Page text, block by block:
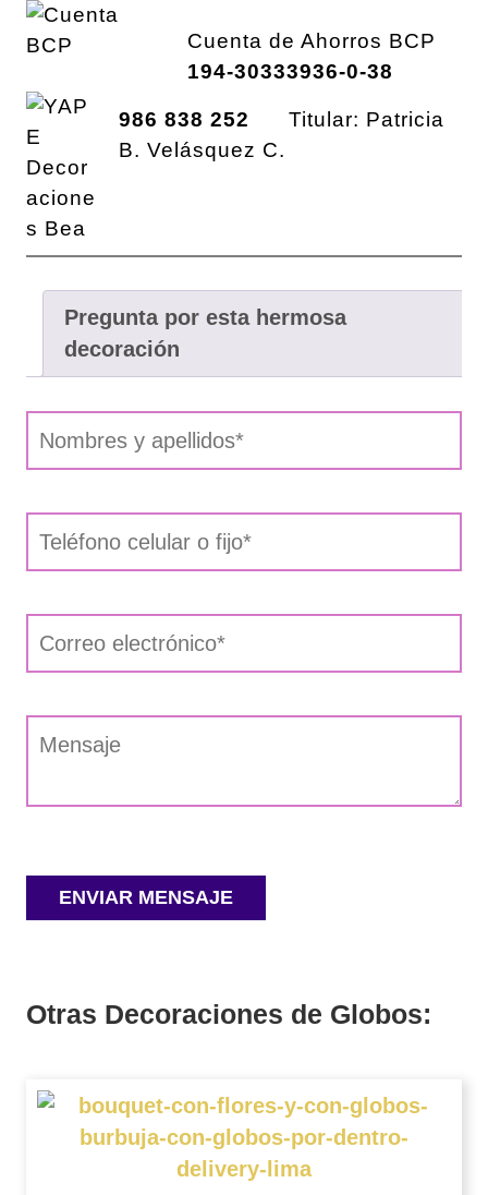
Cuenta de Ahorros BCP
194-30333936-0-38
986 838 252 Titular: Patricia
B. Velásquez C.
Pregunta por esta hermosa
decoración
Otras Decoraciones de Globos: